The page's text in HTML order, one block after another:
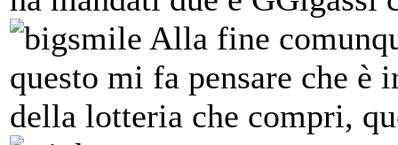
Alla fine
questo mi fa pensare che
della lotteria che compri,